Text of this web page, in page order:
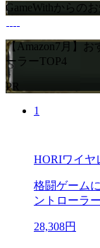
GameWithからの
【Amazon7月】
ーラーTOP4
PR
1
HORIワイヤ
格闘ゲーム
ントローラ
28,308円